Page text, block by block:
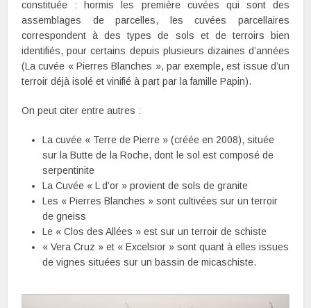
constituée : hormis les première cuvées qui sont des
assemblages de parcelles, les cuvées parcellaires
correspondent à des types de sols et de terroirs bien
identifiés, pour certains depuis plusieurs dizaines d’années
(La cuvée « Pierres Blanches », par exemple, est issue d’un
terroir déjà isolé et vinifié à part par la famille Papin).
On peut citer entre autres :
La cuvée « Terre de Pierre » (créée en 2008), située
sur la Butte de la Roche, dont le sol est composé de
serpentinite
La Cuvée « L d’or » provient de sols de granite
Les « Pierres Blanches » sont cultivées sur un terroir
de gneiss
Le « Clos des Allées » est sur un terroir de schiste
« Vera Cruz » et « Excelsior » sont quant à elles issues
de vignes situées sur un bassin de micaschiste.